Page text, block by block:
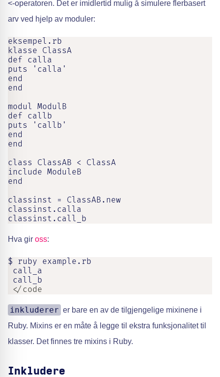
<-operatoren. Det er imidlertid mulig å simulere flerbasert
arv ved hjelp av moduler:
eksempel.rb
klasse ClassA
def calla
puts 'calla'
end
end
modul ModulB
def callb
puts 'callb'
end
end
class ClassAB < ClassA
include ModuleB
end
classinst = ClassAB.new
classinst.calla
classinst.call_b
Hva gir oss:
$ ruby example.rb
call_a
call_b
</code
inkluderer er bare en av de tilgjengelige mixinene i
Ruby. Mixins er en måte å legge til ekstra funksjonalitet til
klasser. Det finnes tre mixins i Ruby.
Inkludere